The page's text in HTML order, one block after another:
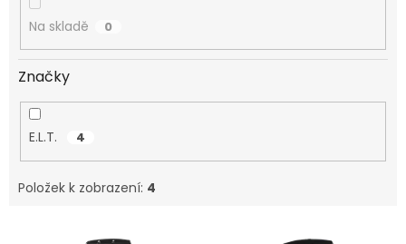
Na skladě 0
Značky
E.L.T. 4
Položek k zobrazení: 4